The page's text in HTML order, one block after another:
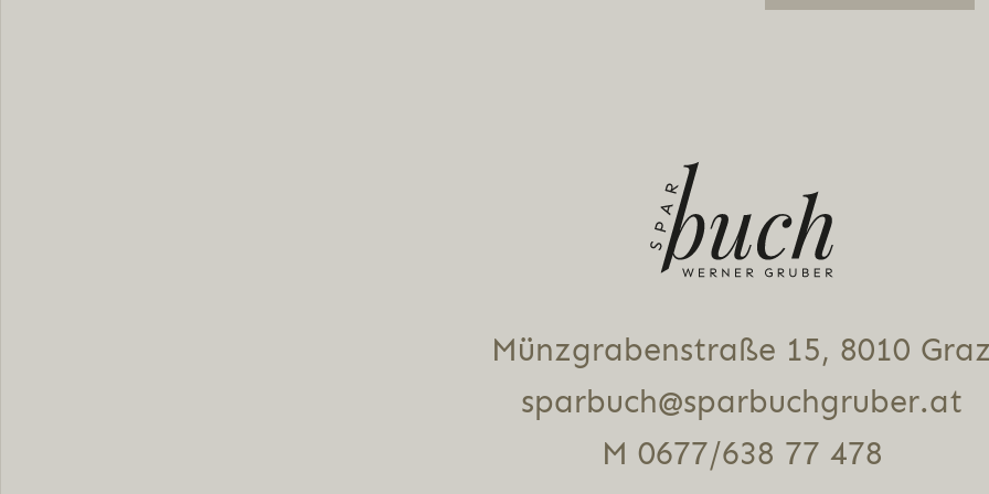
Münz­gra­ben­stra­ße 15, 8010
sparbuch@sparbuchgruber.at
M 0677/638 77 478